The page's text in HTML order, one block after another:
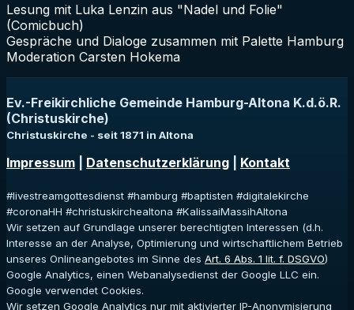
Lesung mit Luka Lenzin aus "Nadel und Folie"
(Comicbuch)
Gespräche und Dialoge zusammen mit Palette Hamburg
Moderation Carsten Hokema
Ev.-Freikirchliche Gemeinde Hamburg-Altona K.d.ö.R.
(Christuskirche)
Christuskirche - seit 1871 in Altona
Impressum Datenschutzerklärung Kontakt
#livestreamgottesdienst #hamburg #baptisten #digitalekirche
#coronaHH #christuskirchealtona #KalissaiMassihAltona
Wir setzen auf Grundlage unserer berechtigten Interessen (d.h.
Interesse an der Analyse, Optimierung und wirtschaftlichem Betrieb
unseres Onlineangebotes im Sinne des Art. 6 Abs. 1 lit. f. DSGVO)
Google Analytics, einen Webanalysedienst der Google LLC ein.
Google verwendet Cookies.
Wir setzen Google Analytics nur mit aktivierter IP-Anonymisierung